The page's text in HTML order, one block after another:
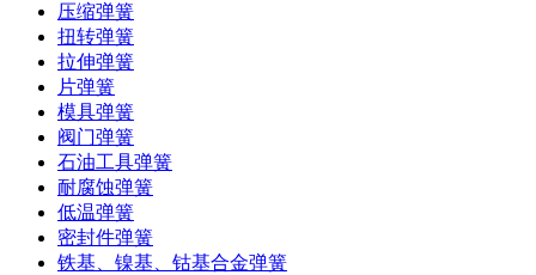
压缩弹簧
扭转弹簧
拉伸弹簧
片弹簧
模具弹簧
阀门弹簧
石油工具弹簧
耐腐蚀弹簧
低温弹簧
密封件弹簧
铁基、镍基、钴基合金弹簧